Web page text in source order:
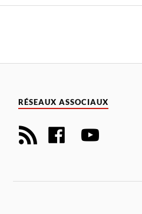
RÉSEAUX ASSOCIAUX